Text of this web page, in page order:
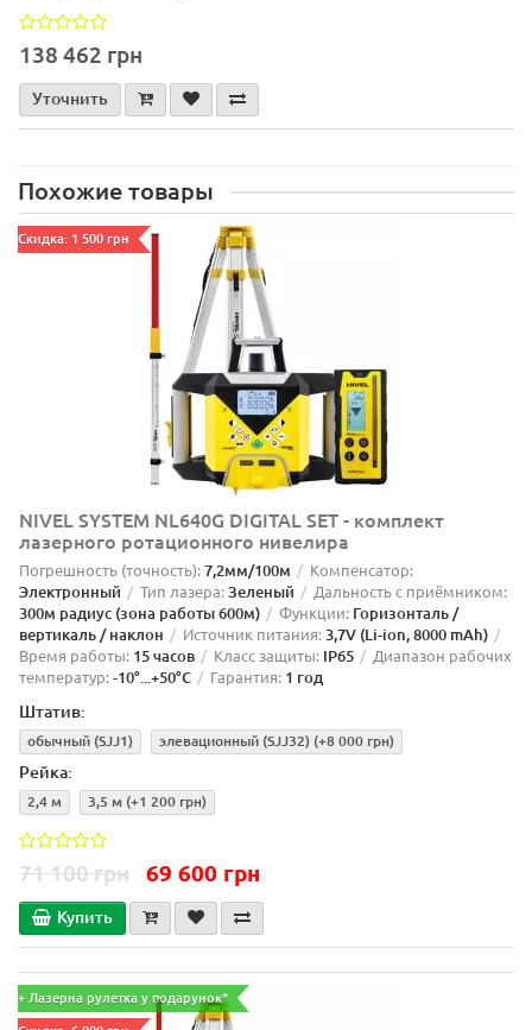
138 462 грн
Уточнить
Похожие товары
Скидка: 1 500 грн
NIVEL SYSTEM NL640G DIGITAL SET - комплект
лазерного ротационного нивелира
Погрешность (точность):7,2мм/100м Компенсатор:
Электронный Тип лазера:Зеленый Дальность с приёмником:
300м радиус (зона работы 600м) Функции: Горизонталь /
вертикаль / наклон
Источник питания:3,7V (Li-ion, 8000 mAh)
Время работы: 15 часов Класс защиты: IP65
Диапазон рабочих
температур:-10°...+50°C Гарантия: 1 год
Штатив:
обычный (SJJ1) элевационный (SJJ32) (+8 000 грн)
Рейка:
2,4 м 3,5 м (+1 200 грн)
71 100 грн 69 600 грн
Купить
+ Лазерна рулетка у подарунок*